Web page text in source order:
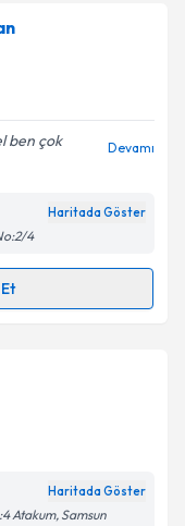
takvimi
almanız
ile
belirtilen
ben çok
Devamı
Haritada Göster
4
almanız için bir
bilgilendireceğiz.
Haritada Göster
Atakum, Samsun